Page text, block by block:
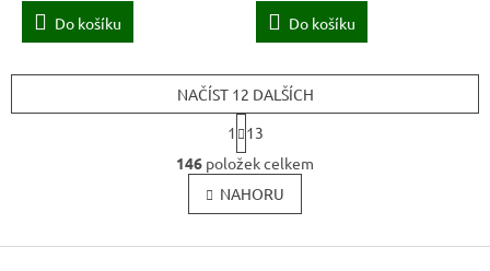
Do košíku Do košíku
O
v
l
á
NAČÍST 12 DALŠÍCH
S
t
r
á
n
k
v
1
13
146 položek celkem
NAHORU
Z